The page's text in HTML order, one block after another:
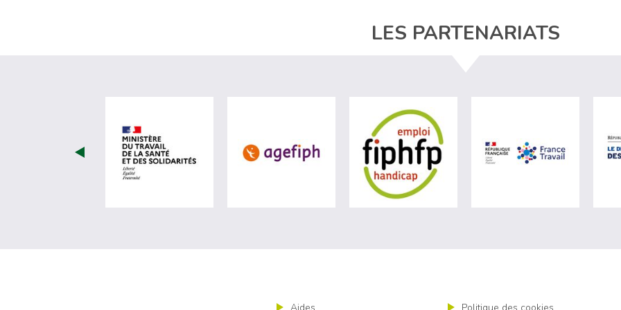
LES PARTENARIATS
visiter les site de Ministère du travail (nouvelle fenêtre)
visiter les site de Agefiph (nouvelle fenêtre)visiter les site de Fiphfp (nouvellevisiter les